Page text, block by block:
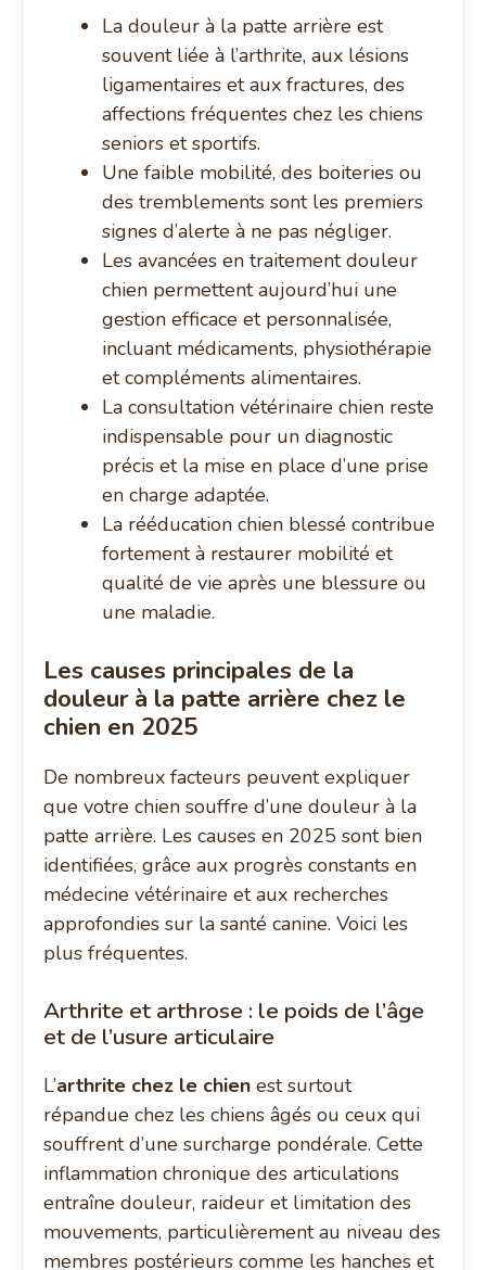
La douleur à la patte arrière est
souvent liée à l’arthrite, aux lésions
ligamentaires et aux fractures, des
affections fréquentes chez les chiens
seniors et sportifs.
Une faible mobilité, des boiteries ou
des tremblements sont les premiers
signes d’alerte à ne pas négliger.
Les avancées en traitement douleur
chien permettent aujourd’hui une
gestion efficace et personnalisée,
incluant médicaments, physiothérapie
et compléments alimentaires.
La consultation vétérinaire chien reste
indispensable pour un diagnostic
précis et la mise en place d’une prise
en charge adaptée.
La rééducation chien blessé contribue
fortement à restaurer mobilité et
qualité de vie après une blessure ou
une maladie.
Les causes principales de la
douleur à la patte arrière chez le
chien en 2025
De nombreux facteurs peuvent expliquer
que votre chien souffre d’une douleur à la
patte arrière. Les causes en 2025 sont bien
identifiées, grâce aux progrès constants en
médecine vétérinaire et aux recherches
approfondies sur la santé canine. Voici les
plus fréquentes.
Arthrite et arthrose : le poids de l’âge
et de l’usure articulaire
L’arthrite chez le chien est surtout
répandue chez les chiens âgés ou ceux qui
souffrent d’une surcharge pondérale. Cette
inflammation chronique des articulations
entraîne douleur, raideur et limitation des
mouvements, particulièrement au niveau des
membres postérieurs comme les hanches et